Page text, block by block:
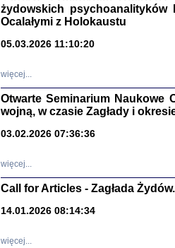
żydowskich
Ocalałymi z Holokaustu
05.03.2026 11:10:20
więcej...
Otwarte Seminarium Naukowe
wojną, w czasie Zagłady i
03.02.2026 07:36:36
więcej...
Call for Articles - Zagłada
14.01.2026 08:14:34
więcej...